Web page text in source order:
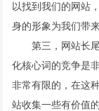
以找到我们的网站
身的形象为我们带
第三，网站长尾
化核心词的竞争是
非常有限的，在这
站收集一些有价值